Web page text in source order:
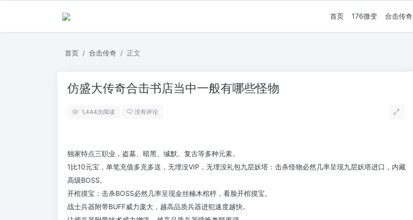
首页 176微变 合击传奇
首页 合击传奇 正文
仿盛大传奇合击书店当中一般有哪些怪物
1,444次阅读 没有评论
独家特点三职业，盗墓、暗黑、缄默、复古等多种元素。
1比10元宝，单笔充值多充多送，无埋没VIP，无埋没礼包九层妖塔：击杀怪物必然几率呈现九层妖塔进口，内藏
高级BOSS。
开棺摸宝：击杀BOSS必然几率呈现金丝楠木棺梈，看脸开棺摸宝。
战士兵器附带BUFF威力庞大，越高品质兵器进犯速度越快。